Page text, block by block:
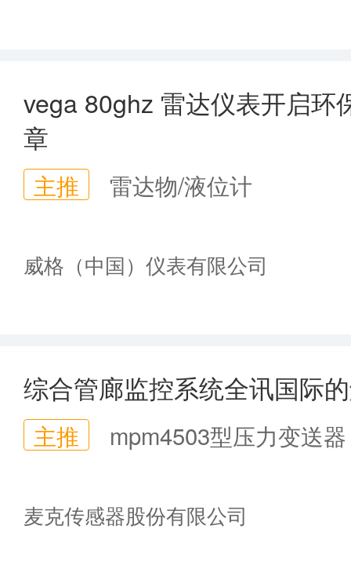
vega 80ghz 雷达仪表开启环
章
主推 雷达物/液位计
威格（中国）仪表有限公司
综合管廊监控系统全讯国际
主推 mpm4503型压力变送器
麦克传感器股份有限公司